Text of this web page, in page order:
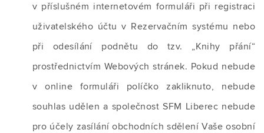
v příslušném internetovém formuláři při registraci
uživatelského účtu v Rezervačním systému nebo
při odesílání podnětu do tzv. „Knihy přání“
prostřednictvím Webových stránek. Pokud nebude
v online formuláři políčko zakliknuto, nebude
souhlas udělen a společnost SFM Liberec nebude
pro účely zasílání obchodních sdělení Vaše osobní